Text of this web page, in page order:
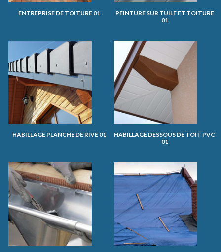
ENTREPRISE DE TOITURE 01
PEINTURE SUR TUILE ET TOITURE
01
HABILLAGE PLANCHE DE RIVE 01
HABILLAGE DESSOUS DE TOIT PVC
01